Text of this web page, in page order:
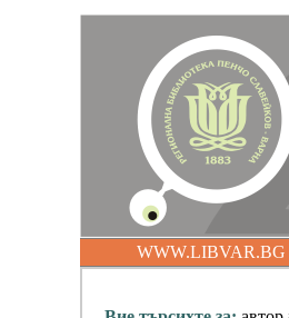
WWW.LIBVAR.BG